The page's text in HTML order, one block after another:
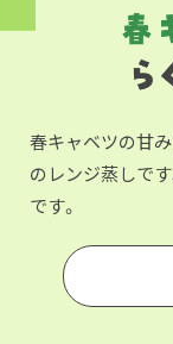
春キャベツの甘み
のレンジ蒸しで
です。